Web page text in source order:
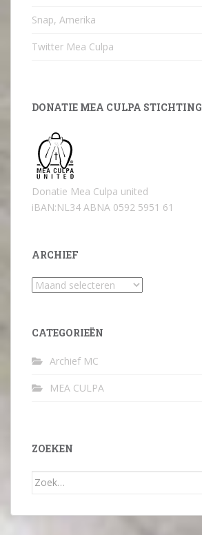
Snap, Amerika
Twitter Mea Culpa
DONATIE MEA CULPA STICHTING
Donatie Mea Culpa united
iBAN:NL34 ABNA 0592 5951 61
ARCHIEF
Archief
CATEGORIEËN
Archief MC
MEA CULPA
ZOEKEN
Zoek